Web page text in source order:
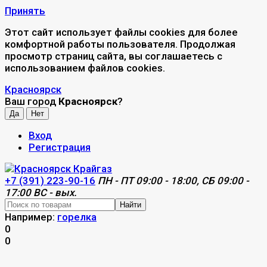
Принять
Этот сайт использует файлы cookies для более
комфортной работы пользователя. Продолжая
просмотр страниц сайта, вы соглашаетесь с
использованием файлов cookies.
Красноярск
Ваш город Красноярск?
Вход
Регистрация
+7 (391) 223-90-16 ПН - ПТ 09:00 - 18:00, СБ 09:00 -
17:00 ВС - вых.
Найти
Например: горелка
0
0